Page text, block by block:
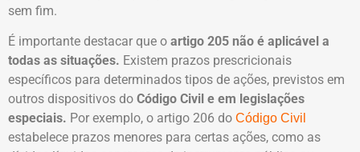
sem fim.
É importante destacar que o artigo 205 não é aplicável a
todas as situações. Existem prazos prescricionais
específicos para determinados tipos de ações, previstos em
outros dispositivos do Código Civil e em legislações
especiais. Por exemplo, o artigo 206 do Código Civil
estabelece prazos menores para certas ações, como as